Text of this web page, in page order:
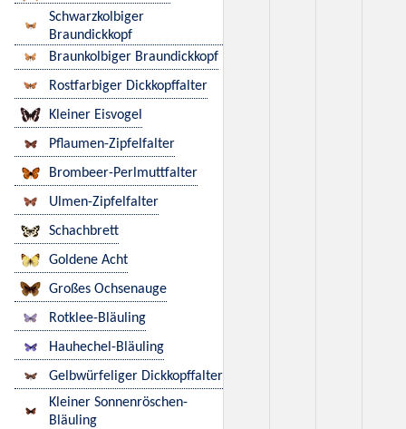
Schwarzkolbiger
Braundickkopf
Braunkolbiger Braundickkopf
Rostfarbiger Dickkopffalter
Kleiner Eisvogel
Pflaumen-Zipfelfalter
Brombeer-Perlmuttfalter
Ulmen-Zipfelfalter
Schachbrett
Goldene Acht
Großes Ochsenauge
Rotklee-Bläuling
Hauhechel-Bläuling
Gelbwürfeliger Dickkopffalter
Kleiner Sonnenröschen-
Bläuling